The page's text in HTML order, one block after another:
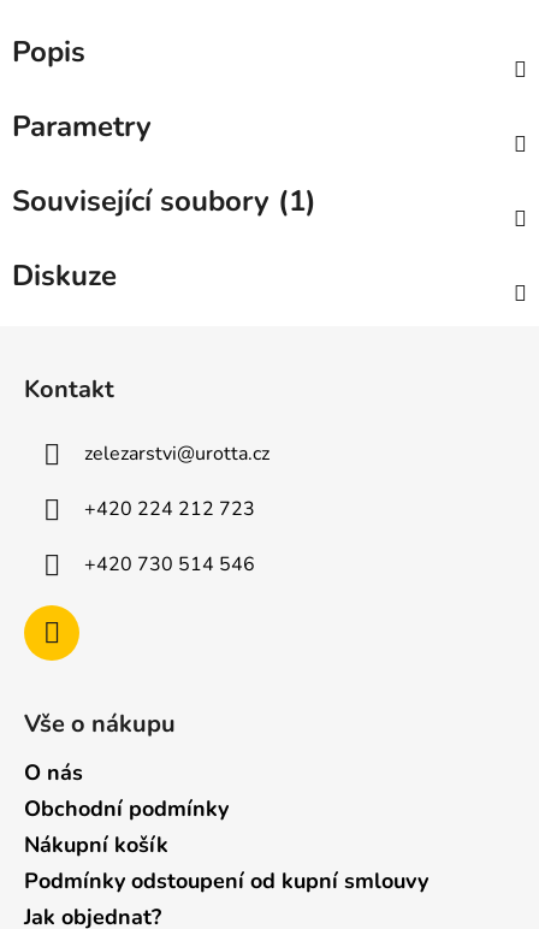
Popis
Parametry
Související soubory (1)
Diskuze
Kontakt
zelezarstvi@urotta.cz
+420 224 212 723
+420 730 514 546
Vše o nákupu
O nás
Obchodní podmínky
Nákupní košík
Podmínky odstoupení od kupní smlouvy
Jak objednat?